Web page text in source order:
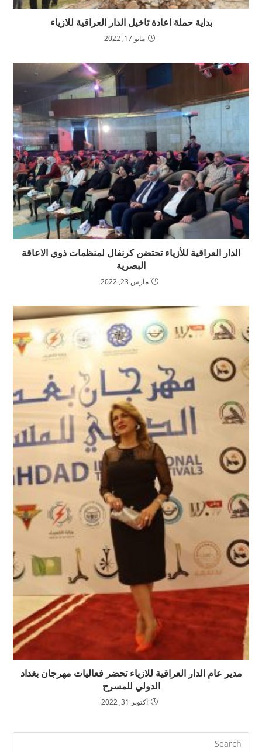
بداية حملة اعادة تاخيل الدار العراقية للازياء
مايو 17, 2022
الدار العراقية للأزياء تحتضن كرنفال لمنظمات ذوي الاعاقة
البصرية
مارس 23, 2022
مدير عام الدار العراقية للازياء تحضر فعاليات مهرجان بغداد
الدولي للمسرح
أكتوبر 31, 2022